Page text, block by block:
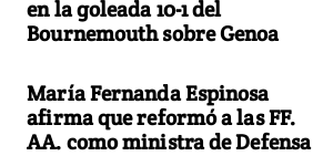
en la goleada 10-1 del
Bournemouth sobre Genoa
María Fernanda Espinosa
afirma que reformó a las FF.
AA. como ministra de Defensa